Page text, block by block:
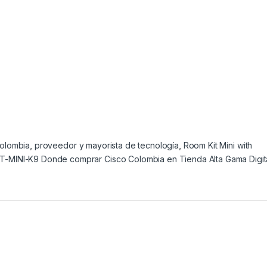
proveedor y mayorista de tecnología Room Kit Mini with
MINI-K9 Donde comprar Cisco Colombia en Tienda Alta Gama